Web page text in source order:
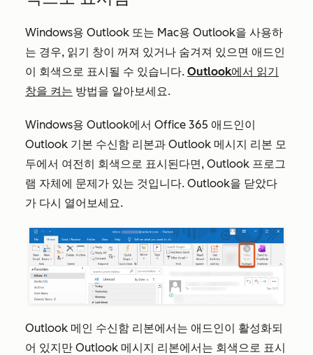
Windows용 Outlook 또는 Mac용 Outlook을 사용하
는 경우, 읽기 창이 꺼져 있거나 숨겨져 있으면 애드인
이 회색으로 표시될 수 있습니다. Outlook에서 읽기
창을 켜는 방법을 알아보세요.
Windows용 Outlook에서 Office 365 애드인이
Outlook 기본 수신함 리본과 Outlook 메시지 리본 모
두에서 여전히 회색으로 표시된다면, Outlook 프로그
램 자체에 문제가 있는 것입니다. Outlook을 닫았다
가 다시 열어보세요.
Outlook 메인 수신함 리본에서는 애드인이 활성화되
어 있지만 Outlook 메시지 리본에서는 회색으로 표시